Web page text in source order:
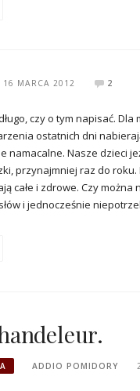
16 MARCA 2012 2
czy o tym napisać. Dla
ostatnich dni
namacalne. Nasze dzieci
przynajmniej raz do roku.
całe i zdrowe. Czy można
i jednocześnie
ADDIO POMIDORY